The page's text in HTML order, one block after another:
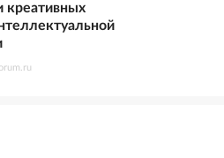
креативных